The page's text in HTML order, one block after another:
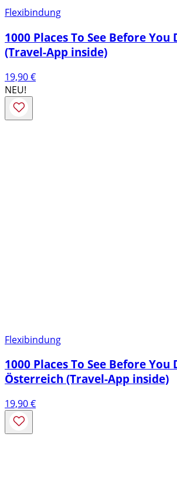
Flexibindung
1000 Places To See Before You
(Travel-App inside)
19,90€
NEU!
Flexibindung
1000 Places To See Before You
Österreich (Travel-App inside)
19,90€